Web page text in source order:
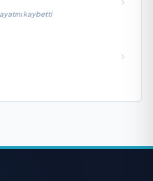
kaybetti